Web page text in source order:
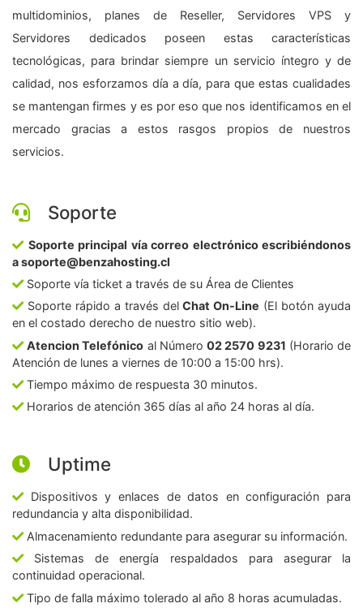
multidominios, planes de Reseller, Servidores VPS y
Servidores dedicados poseen estas características
tecnológicas, para brindar siempre un servicio íntegro y de
calidad, nos esforzamos día a día, para que estas cualidades
se mantengan firmes y es por eso que nos identificamos en el
mercado gracias a estos rasgos propios de nuestros
servicios.
Soporte
Soporte principal vía correo electrónico escribiéndonos
a soporte@benzahosting.cl
Soporte vía ticket a través de su Área de Clientes
Soporte rápido a través delChat On-Line (El botón ayuda
en el costado derecho de nuestro sitio web).
Atencion Telefónico al Número02 2570 9231 (Horario de
Atención de lunes a viernes de 10:00 a 15:00 hrs).
Tiempo máximo de respuesta 30 minutos.
Horarios de atención 365 días al año 24 horas al día.
Uptime
Dispositivos y enlaces de datos en configuración para
redundancia y alta disponibilidad.
Almacenamiento redundante para asegurar su información.
Sistemas de energía respaldados para asegurar la
continuidad operacional.
Tipo de falla máximo tolerado al año 8 horas acumuladas.